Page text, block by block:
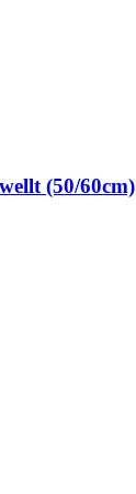
(50/60cm)